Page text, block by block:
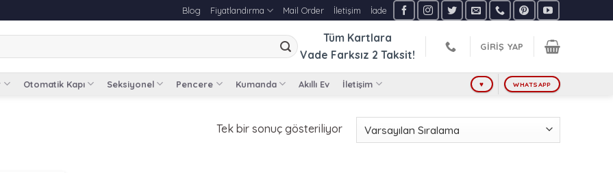
Blog Fiyatlandırma Mail Order İletişim İade
Tüm Kartlara
Vade Farksız 2 Taksit!
GIRIŞ YAP
Otomatik Kapı Seksiyonel Pencere Kumanda Akıllı Ev İletişim ♥ WHATSAPP
Tek bir sonuç gösteriliyor